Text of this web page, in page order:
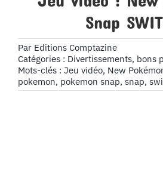
Snap
Par Editions Comptazine
Catégories : Divertissements, bons
Mots-clés : Jeu vidéo, New
pokemon, pokemon snap, snap,